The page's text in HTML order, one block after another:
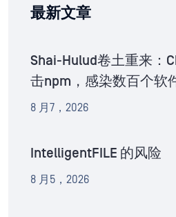
最新文章
Shai-Hulud卷土重来：
击npm，感染数百个软
8 月7，2026
IntelligentFILE 的风险
8 月5，2026